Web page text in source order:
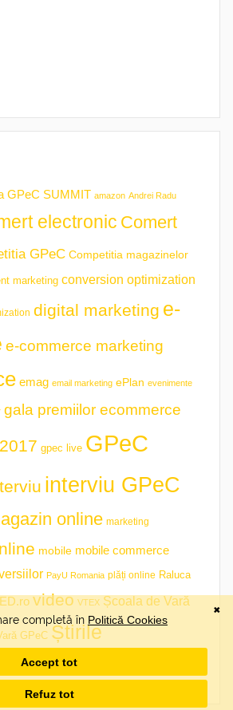
GPeC SUMMIT amazon Andrei Radu
electronic Comert
GPeC Competitia magazinelor
marketing conversion optimization
digital marketing e-
e-commerce marketing
emag email marketing ePlan evenimente
gala premiilor ecommerce
gpec live GPeC
interviu GPeC
online marketing
mobile mobile commerce
PayU Romania plăți online Raluca
video VTEX Școala de Vară
GPeC Știrile